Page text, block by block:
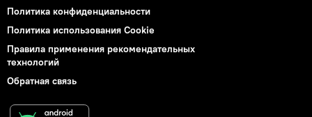
Политика конфиденциальности
Политика использования Cookie
Правила применения рекомендательных
технологий
Обратная связь